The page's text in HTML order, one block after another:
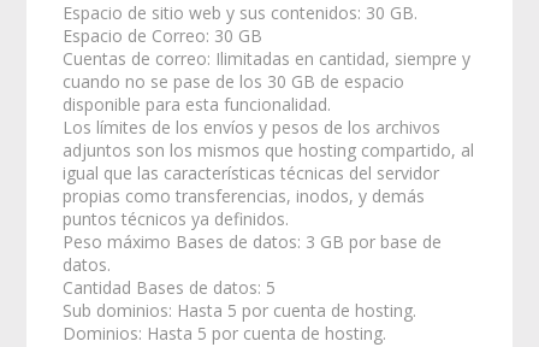
Espacio de sitio web y sus contenidos: 30 GB.
Espacio de Correo: 30 GB
Cuentas de correo: Ilimitadas en cantidad, siempre y
cuando no se pase de los 30 GB de espacio
disponible para esta funcionalidad.
Los límites de los envíos y pesos de los archivos
adjuntos son los mismos que hosting compartido, al
igual que las características técnicas del servidor
propias como transferencias, inodos, y demás
puntos técnicos ya definidos.
Peso máximo Bases de datos: 3 GB por base de
datos.
Cantidad Bases de datos: 5
Sub dominios: Hasta 5 por cuenta de hosting.
Dominios: Hasta 5 por cuenta de hosting.